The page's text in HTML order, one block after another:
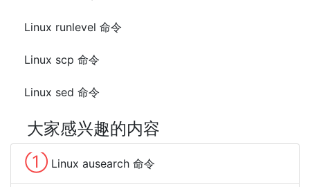
Linux runlevel 命令
Linux scp 命令
Linux sed 命令
大家感兴趣的内容
① Linux ausearch 命令